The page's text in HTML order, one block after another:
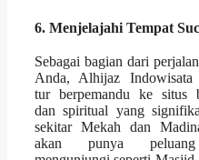
6. Menjelajahi Tempat
Sebagai bagian dari
Anda, Alhijaz Indowisata
tur berpemandu ke situs
dan spiritual yang
sekitar Mekah dan
akan punya